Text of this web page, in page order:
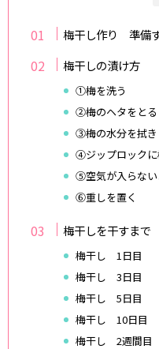
梅干し作り 準備
梅干しの漬け方
①梅を洗う
②梅のヘタをとる
③梅の水分を拭き
④ジップロックに
⑤空気が入らない
⑥重しを置く
梅干しを干すまで
梅干し 1日目
梅干し 3日目
梅干し 5日目
梅干し 10日目
梅干し 2週間目